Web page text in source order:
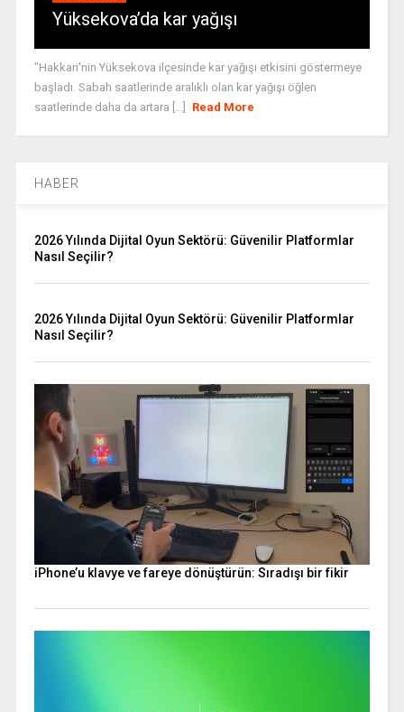
Yüksekova’da kar yağışı
"Hakkari'nin Yüksekova ilçesinde kar yağışı etkisini göstermeye
başladı. Sabah saatlerinde aralıklı olan kar yağışı öğlen
saatlerinde daha da artara [...]
Read More
HABER
2026 Yılında Dijital Oyun Sektörü: Güvenilir Platformlar
Nasıl Seçilir?
2026 Yılında Dijital Oyun Sektörü: Güvenilir Platformlar
Nasıl Seçilir?
iPhone’u klavye ve fareye dönüştürün: Sıradışı bir fikir